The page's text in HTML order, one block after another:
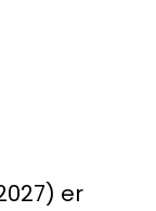
er